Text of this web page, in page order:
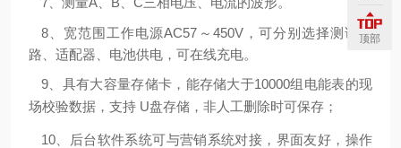
8、宽范围工作电源AC57～450V，可分别选择测试线
路、适配器、电池供电，可在线充电。
9、具有大容量存储卡，能存储大于10000组电能表的现
场校验数据，支持 U盘存储，非人工删除时可保存；
10、后台软件系统可与营销系统对接，界面友好，操作
顶部